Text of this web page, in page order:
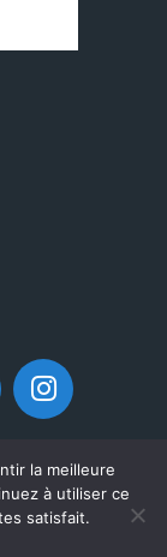
la meilleure
à utiliser ce
satisfait.